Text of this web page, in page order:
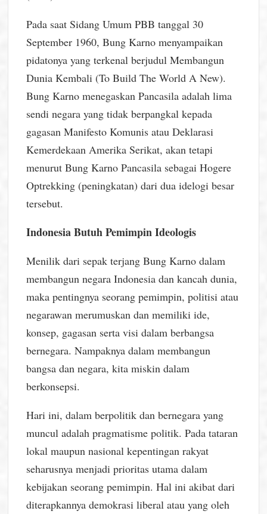
Pada saat Sidang Umum PBB tanggal 30
September 1960, Bung Karno menyampaikan
pidatonya yang terkenal berjudul Membangun
Dunia Kembali (To Build The World A New).
Bung Karno menegaskan Pancasila adalah lima
sendi negara yang tidak berpangkal kepada
gagasan Manifesto Komunis atau Deklarasi
Kemerdekaan Amerika Serikat, akan tetapi
menurut Bung Karno Pancasila sebagai Hogere
Optrekking (peningkatan) dari dua idelogi besar
tersebut.
Indonesia Butuh Pemimpin Ideologis
Menilik dari sepak terjang Bung Karno dalam
membangun negara Indonesia dan kancah dunia,
maka pentingnya seorang pemimpin, politisi atau
negarawan merumuskan dan memiliki ide,
konsep, gagasan serta visi dalam berbangsa
bernegara. Nampaknya dalam membangun
bangsa dan negara, kita miskin dalam
berkonsepsi.
Hari ini, dalam berpolitik dan bernegara yang
muncul adalah pragmatisme politik. Pada tataran
lokal maupun nasional kepentingan rakyat
seharusnya menjadi prioritas utama dalam
kebijakan seorang pemimpin. Hal ini akibat dari
diterapkannya demokrasi liberal atau yang oleh